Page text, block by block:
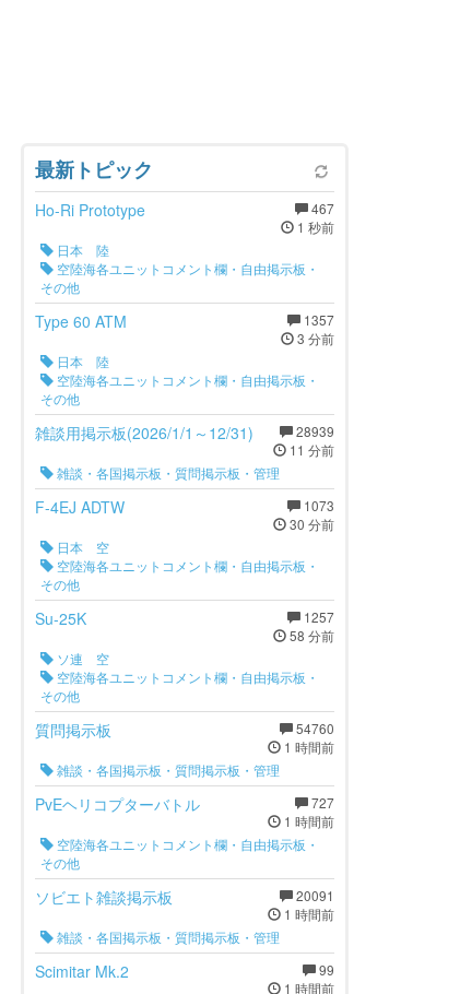
最新トピック
467
1 秒前
Ho-Ri Prototype
日本 陸
空陸海各ユニットコメント欄・自由掲示板・
その他
1357
3 分前
Type 60 ATM
日本 陸
空陸海各ユニットコメント欄・自由掲示板・
その他
28939
11 分前
雑談用掲示板(2026/1/1～12/31)
雑談・各国掲示板・質問掲示板・管理
1073
30 分前
F-4EJ ADTW
日本 空
空陸海各ユニットコメント欄・自由掲示板・
その他
1257
58 分前
Su-25K
ソ連 空
空陸海各ユニットコメント欄・自由掲示板・
その他
54760
1 時間前
質問掲示板
雑談・各国掲示板・質問掲示板・管理
727
1 時間前
PvEヘリコプターバトル
空陸海各ユニットコメント欄・自由掲示板・
その他
20091
1 時間前
ソビエト雑談掲示板
雑談・各国掲示板・質問掲示板・管理
99
1 時間前
Scimitar Mk.2